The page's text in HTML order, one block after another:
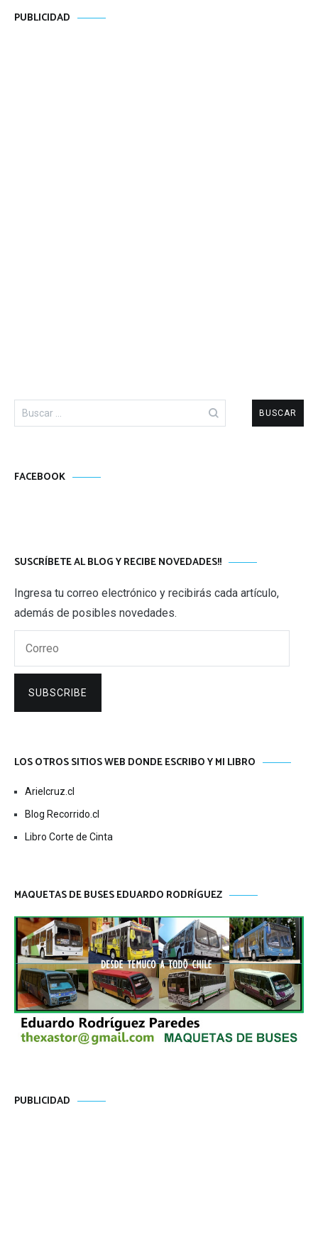
PUBLICIDAD
Buscar:
FACEBOOK
SUSCRÍBETE AL BLOG Y RECIBE NOVEDADES!!
Ingresa tu correo electrónico y recibirás cada artículo,
además de posibles novedades.
SUBSCRIBE
LOS OTROS SITIOS WEB DONDE ESCRIBO Y MI LIBRO
Arielcruz.cl
Blog Recorrido.cl
Libro Corte de Cinta
MAQUETAS DE BUSES EDUARDO RODRÍGUEZ
PUBLICIDAD